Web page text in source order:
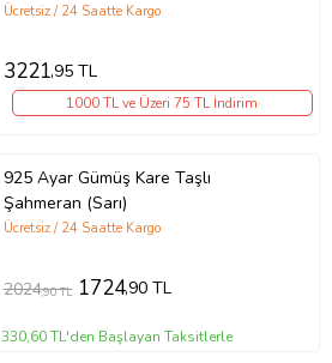
Ücretsiz / 24 Saatte Kargo
3221,95 TL
1000 TL ve Üzeri 75 TL İndirim
925 Ayar Gümüş Kare Taşlı
Şahmeran (Sarı)
Ücretsiz / 24 Saatte Kargo
2024,90 TL 1724,90 TL
330,60 TL'den Başlayan Taksitlerle